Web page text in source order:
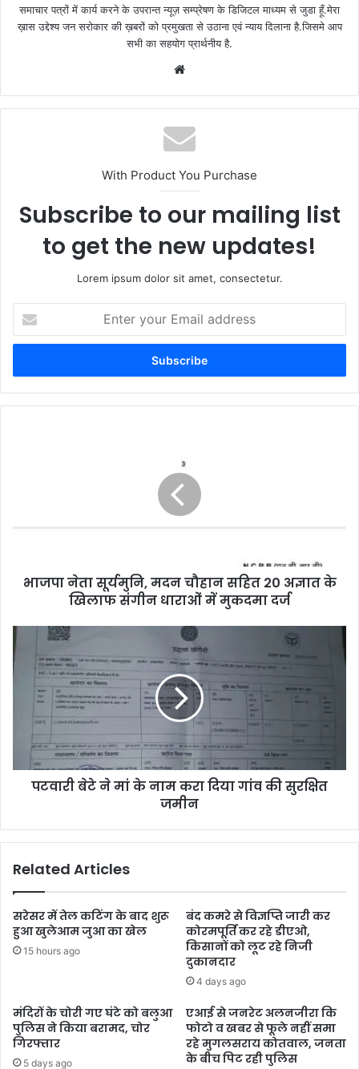
समाचार पत्रों में कार्य करने के उपरान्त न्यूज़ सम्प्रेषण के डिजिटल माध्यम से जुडा हूँ.मेरा
ख़ास उद्देश्य जन सरोकार की ख़बरों को प्रमुखता से उठाना एवं न्याय दिलाना है.जिसमे आप
सभी का सहयोग प्रार्थनीय है.
With Product You Purchase
Subscribe to our mailing list
to get the new updates!
Lorem ipsum dolor sit amet, consectetur.
your
Email
भाजपा नेता सूर्यमुनि, मदन चौहान सहित 20 अज्ञात के
खिलाफ संगीन धाराओं में मुकदमा दर्ज
पटवारी बेटे ने मां के नाम करा दिया गांव की सुरक्षित
जमीन
Related Articles
सरेसर में तेल कटिंग के बाद शुरू
हुआ खुलेआम जुआ का खेल
15 hours ago
बंद कमरे से विज्ञप्ति जारी कर
कोरमपूर्ति कर रहे डीएओ,
किसानों को लूट रहे निजी
दुकानदार
4 days ago
मंदिरों के चोरी गए घंटे को बलुआ
पुलिस ने किया बरामद, चोर
गिरफ्तार
5 days ago
एआई से जनरेट अलनजीरा कि
फोटो व खबर से फूले नहीं समा
रहे मुगलसराय कोतवाल, जनता
के बीच पिट रही पुलिस